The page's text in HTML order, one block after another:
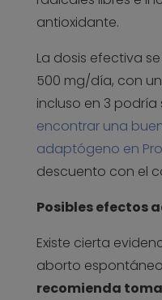
antioxidante.
La dosis efectiva
500 mg/día, con
incluso en 3 podría
encontrar una
adaptógeno en
descuento con el
Posibles efectos
Existe cierta
aborto
recomienda